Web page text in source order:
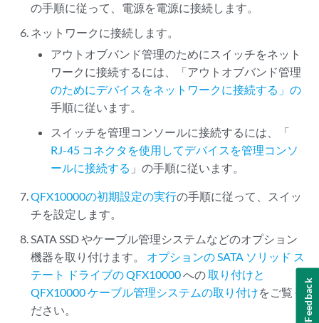
の手順に従って、電源を電源に接続します。
ネットワークに接続します。
アウトオブバンド管理のためにスイッチをネット
ワークに接続するには、「アウトオブバンド管理
のためにデバイスをネットワークに接続する」の
手順に従います。
スイッチを管理コンソールに接続するには、「
RJ-45 コネクタを使用してデバイスを管理コンソ
ールに接続する 」の手順に従います。
QFX10000の初期設定の実行の手順に従って、スイッ
チを設定します。
SATA SSD やケーブル管理システムなどのオプション
機器を取り付けます。 オプションの SATA ソリッド ス
テート ドライブの QFX10000への取り付けと
QFX10000 ケーブル管理システムの取り付けをご覧く
ださい。
Feedback